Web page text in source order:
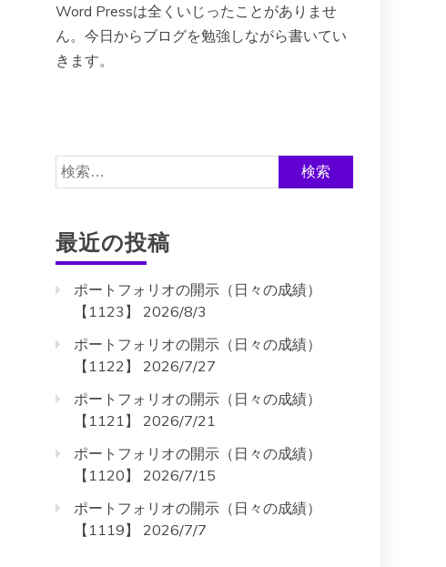
Word Pressは全くいじったことがありませ
ん。今日からブログを勉強しながら書いてい
きます。
検
索:
最近の投稿
ポートフォリオの開示（日々の成績）
【1123】 2026/8/3
ポートフォリオの開示（日々の成績）
【1122】 2026/7/27
ポートフォリオの開示（日々の成績）
【1121】 2026/7/21
ポートフォリオの開示（日々の成績）
【1120】 2026/7/15
ポートフォリオの開示（日々の成績）
【1119】 2026/7/7